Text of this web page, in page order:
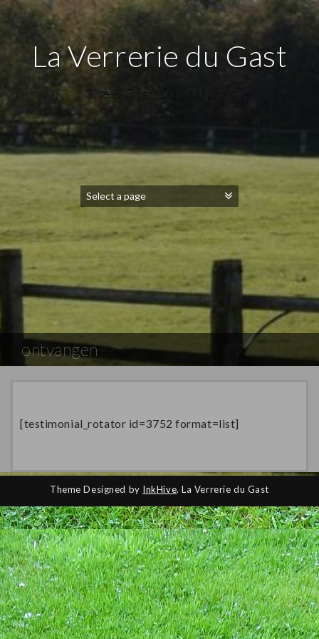
La Verrerie du Gast
Gîte & Chambres d'Hôtes
ontvangen
[testimonial_rotator id=3752 format=list]
Theme Designed by InkHive.La Verrerie du Gast